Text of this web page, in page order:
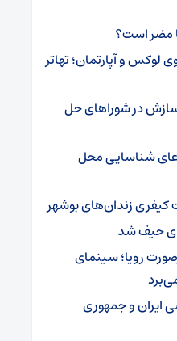
مضر است؟
لوکس و آپارتمان؛ تهاتر
در شوراهای حل
شناسایی محل
حیف شد
رویا؛ سینمای
ایران و جمهوری